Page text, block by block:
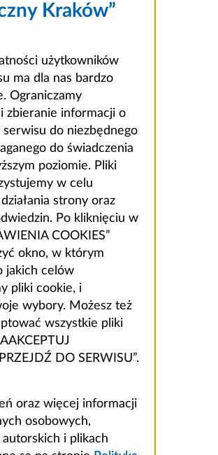
Kraków”
użytkowników
ma dla nas bardzo
Ograniczamy
zbieranie informacji o
do niezbędnego
do świadczenia
poziomie. Pliki
w celu
strony oraz
Po kliknięciu w
COOKIES”
okno, w którym
jakich celów
pliki cookie, i
wybory. Możesz też
wszystkie pliki
DO SERWISU”.
oraz więcej informacji
osobowych,
i plikach